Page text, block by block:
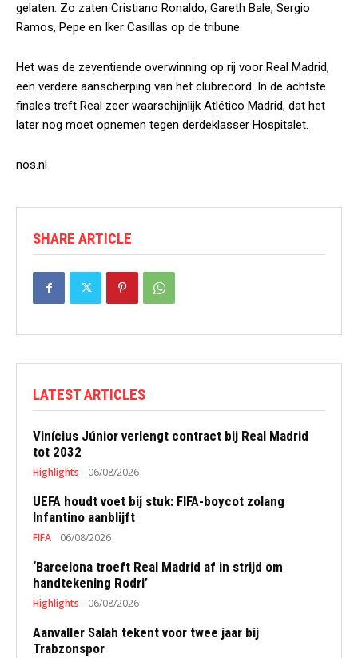
gelaten. Zo zaten Cristiano Ronaldo, Gareth Bale, Sergio
Ramos, Pepe en Iker Casillas op de tribune.
Het was de zeventiende overwinning op rij voor Real Madrid,
een verdere aanscherping van het clubrecord. In de achtste
finales treft Real zeer waarschijnlijk Atlético Madrid, dat het
later nog moet opnemen tegen derdeklasser Hospitalet.
nos.nl
SHARE ARTICLE
LATEST ARTICLES
Vinícius Júnior verlengt contract bij Real Madrid
tot 2032
Highlights 06/08/2026
UEFA houdt voet bij stuk: FIFA-boycot zolang
Infantino aanblijft
FIFA 06/08/2026
‘Barcelona troeft Real Madrid af in strijd om
handtekening Rodri’
Highlights 06/08/2026
Aanvaller Salah tekent voor twee jaar bij
Trabzonspor